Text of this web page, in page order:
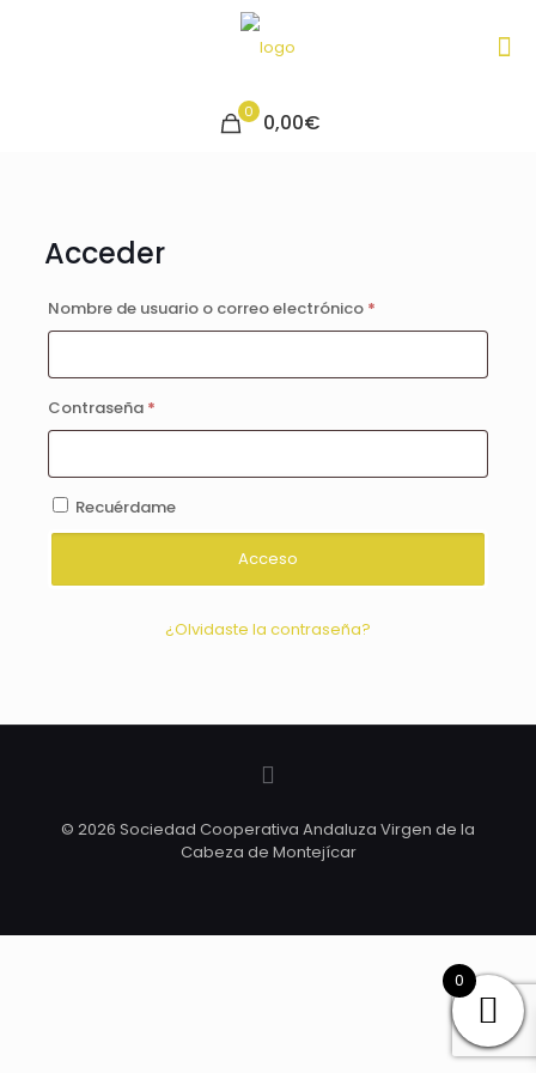
0 0,00€
Acceder
Nombre de usuario o correo electrónico *Obligatorio
Contraseña *Obligatorio
Recuérdame
Acceso
¿Olvidaste la contraseña?
© 2026 Sociedad Cooperativa Andaluza Virgen de la
Cabeza de Montejícar
0